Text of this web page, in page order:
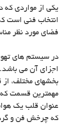
یکی از مواردی که
انتخاب فنی است
فضای مورد نظر
در سیستم های
اجزای آن می
بخشهای مختلف، از
مهمترین قسمت
عنوان قلب یک
که چرخش فن و